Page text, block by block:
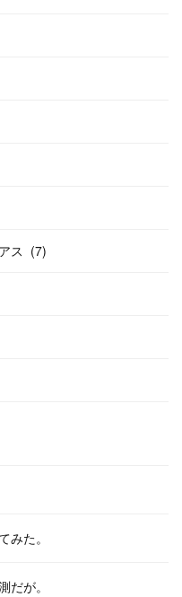
ス (7)
みた。
だが。